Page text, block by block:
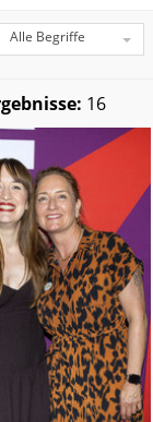
Alle Begriffe
16